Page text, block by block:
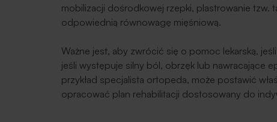
mobilizacji dośrodkowej rzepki, plastrowanie tzw.
odpowiednią równowagę mięśniową.
Ważne jest, aby zwrócić się o pomoc lekarską,
jeśli występuje silny ból, obrzęk lub nawracające
przykład specjalista ortopeda, może postawić
opracować plan rehabilitacji dostosowany do